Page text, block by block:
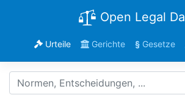
Open Legal
Urteile Gerichte §Gesetze